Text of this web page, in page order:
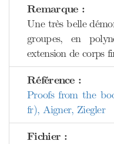
Remarque :
Une très belle
groupes, en
extension de corps
Référence :
Proofs from the
fr), Aigner, Ziegler
Fichier :